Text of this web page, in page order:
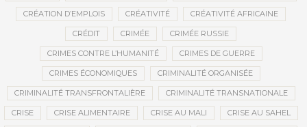
CRÉATION D’EMPLOIS CRÉATIVITÉ CRÉATIVITÉ AFRICAINE
CRÉDIT CRIMÉE CRIMÉE RUSSIE
CRIMES CONTRE L’HUMANITÉ CRIMES DE GUERRE
CRIMES ÉCONOMIQUES CRIMINALITÉ ORGANISÉE
CRIMINALITÉ TRANSFRONTALIÈRE CRIMINALITÉ TRANSNATIONALE
CRISE CRISE ALIMENTAIRE CRISE AU MALI CRISE AU SAHEL